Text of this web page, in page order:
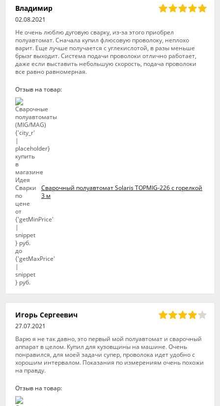
Владимир
02.08.2021
Не очень люблю дуговую сварку, из-за этого приобрел
полуавтомат. Сначала купил флюсовую проволоку, неплохо
варит. Еще лучше получается с углекислотой, в разы меньше
брызг выходит. Система подачи проволоки отлично работает,
даже если выставить небольшую скорость, подача проволоки
все равно равномерная.
Отзыв на товар:
Сварочный полуавтомат Solaris TOPMIG-226 с горелкой
3 м
Игорь Сергеевич
27.07.2021
Варю я не так давно, это первый мой полуавтомат и сварочный
аппарат в целом. Купил для кузовщины на машине. Очень
понравился, для моей задачи супер, проволока идет удобно с
хорошим интервалом. Показания по измерениям очень похожи
на правду.
Отзыв на товар: